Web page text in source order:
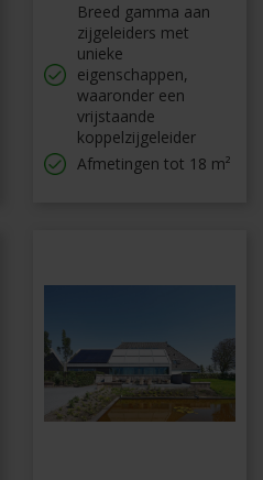
Breed gamma aan
zijgeleiders met
unieke
eigenschappen,
waaronder een
vrijstaande
koppelzijgeleider
Afmetingen tot 18 m²